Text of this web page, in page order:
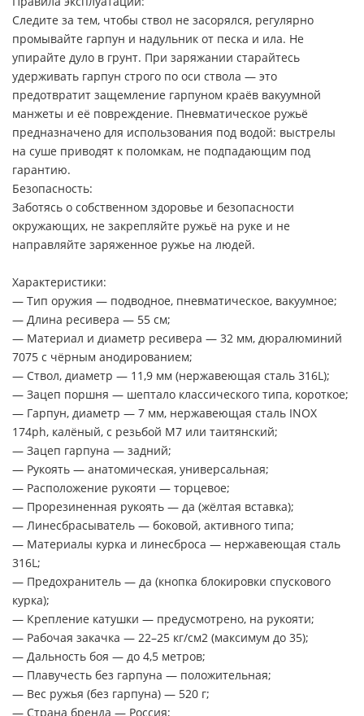
Следите за тем, чтобы ствол не засорялся, регулярно
промывайте гарпун и надульник от песка и ила. Не
упирайте дуло в грунт. При заряжании старайтесь
удерживать гарпун строго по оси ствола — это
предотвратит защемление гарпуном краёв вакуумной
манжеты и её повреждение. Пневматическое ружьё
предназначено для использования под водой: выстрелы
на суше приводят к поломкам, не подпадающим под
гарантию.
Безопасность:
Заботясь о собственном здоровье и безопасности
окружающих, не закрепляйте ружьё на руке и не
направляйте заряженное ружье на людей.
Характеристики:
— Тип оружия — подводное, пневматическое, вакуумное;
— Длина ресивера — 55 см;
— Материал и диаметр ресивера — 32 мм, дюралюминий
7075 с чёрным анодированием;
— Ствол, диаметр — 11,9 мм (нержавеющая сталь 316L);
— Зацеп поршня — шептало классического типа, короткое;
— Гарпун, диаметр — 7 мм, нержавеющая сталь INOX
174ph, калёный, с резьбой М7 или таитянский;
— Зацеп гарпуна — задний;
— Рукоять — анатомическая, универсальная;
— Расположение рукояти — торцевое;
— Прорезиненная рукоять — да (жёлтая вставка);
— Линесбрасыватель — боковой, активного типа;
— Материалы курка и линесброса — нержавеющая сталь
316L;
— Предохранитель — да (кнопка блокировки спускового
курка);
— Крепление катушки — предусмотрено, на рукояти;
— Рабочая закачка — 22–25 кг/см2 (максимум до 35);
— Дальность боя — до 4,5 метров;
— Плавучесть без гарпуна — положительная;
— Вес ружья (без гарпуна) — 520 г;
— Страна бренда — Россия;